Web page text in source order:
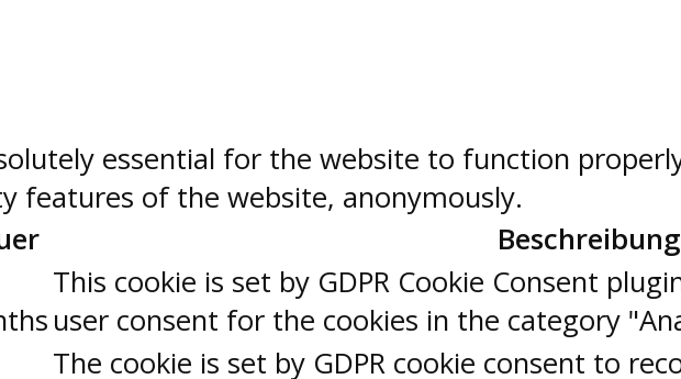
essential for the website to function
features of the website, anonymously.
Beschreibung
This cookie is set by GDPR Cookie Consent
user consent for the cookies in the category
The cookie is set by GDPR cookie consent to